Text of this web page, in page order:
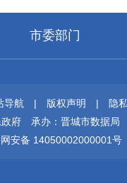
市委部门
导航 | 版权声明 |
隐
府
承办：晋城市数据局
安备 14050002000001号